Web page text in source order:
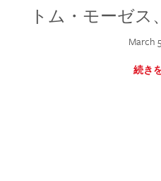
トム・モーゼス
March
続き